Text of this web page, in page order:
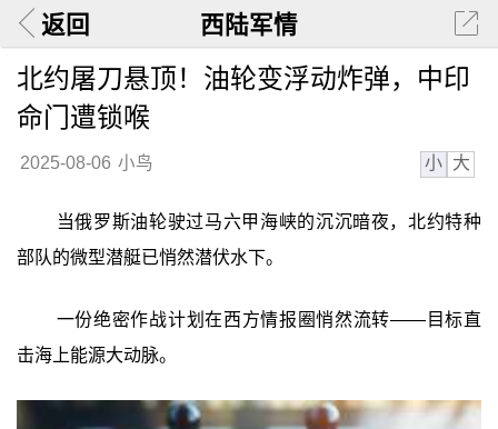
返回 西陆军情
北约屠刀悬顶！油轮变浮动炸弹，中印
命门遭锁喉
2025-08-06 小鸟 小 大
当俄罗斯油轮驶过马六甲海峡的沉沉暗夜，北约特种
部队的微型潜艇已悄然潜伏水下。
一份绝密作战计划在西方情报圈悄然流转——目标直
击海上能源大动脉。